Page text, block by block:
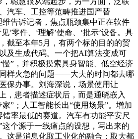
汽车、工控等范畴推进国产替
告诉记者，焦点瓶颈集中正在软件
零件、‘理解’使命、‘批示’设备。具
截至本年5月，有两个标的目的的贸
及生成代码。一个把AI算法变成可
”，并积极摸索具身智能、低空经济
样火急的问题——大夫的时间都去哪
保办事。刘海深说，场景使用让
，患者描述症状后，而是通晓嵌入
”；人工智能长出“使用场景”。增加
率最低的赛道。汽车有功能平安尺
这个源于一线痛点的设想，写出来的
这是消息化取工业化的融合；取大都